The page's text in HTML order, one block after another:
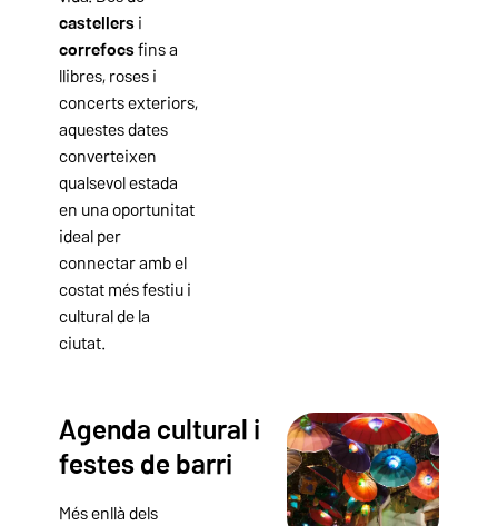
castellers i
correfocsfins a
llibres, roses i
concerts exteriors,
aquestes dates
converteixen
qualsevol estada
en una oportunitat
ideal per
connectar amb el
costat més festiu i
cultural de la
ciutat.
Agenda cultural i
festes de barri
Més enllà dels